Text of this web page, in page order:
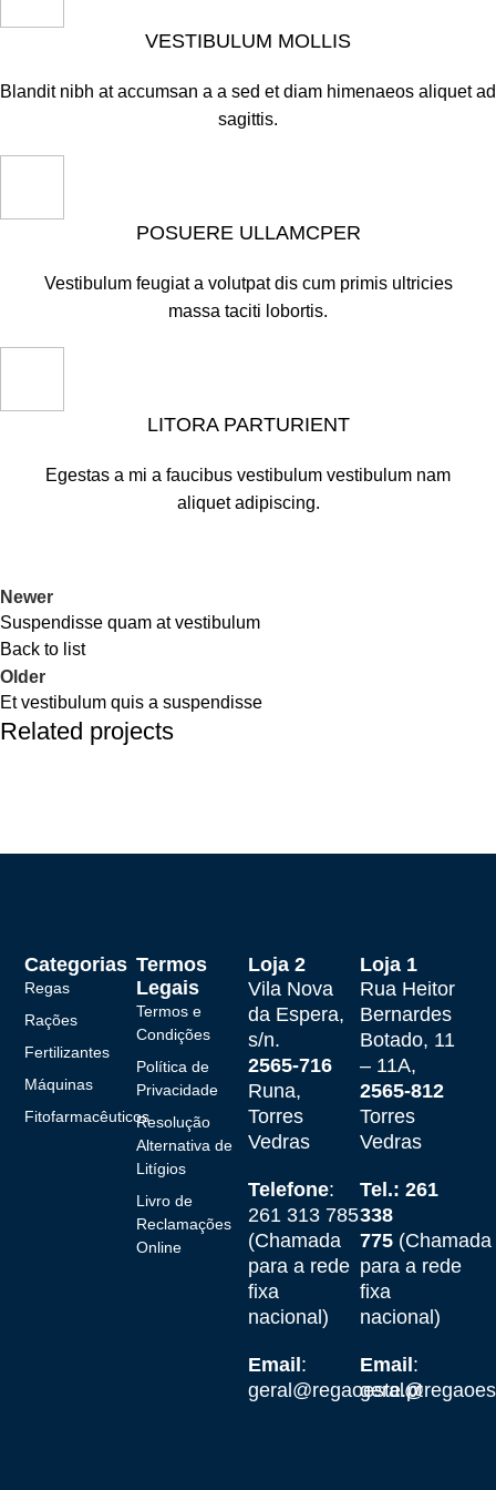
VESTIBULUM MOLLIS
Blandit nibh at accumsan a a sed et diam himenaeos aliquet ad
sagittis.
POSUERE ULLAMCPER
Vestibulum feugiat a volutpat dis cum primis ultricies
massa taciti lobortis.
LITORA PARTURIENT
Egestas a mi a faucibus vestibulum vestibulum nam
aliquet adipiscing.
Newer
Suspendisse quam at vestibulum
Back to list
Older
Et vestibulum quis a suspendisse
Related projects
Loja 1
Rua Heitor
Bernardes
Botado, 11
– 11A,
2565-812
Torres
Vedras
Tel.: 261
338
775(Chamada
para a rede
fixa
nacional)
Email:
Loja 2
Vila Nova
da Espera,
s/n.
2565-716
Runa,
Torres
Vedras
Telefone:
261 313 785
(Chamada
para a rede
fixa
nacional)
Email:
geral@regaoeste.pt
Termos
Legais
Termos e
Condições
Política de
Privacidade
Resolução
Alternativa de
Litígios
Livro de
Reclamações
Online
Categorias
Regas
Rações
Fertilizantes
Máquinas
Fitofarmacêuticos